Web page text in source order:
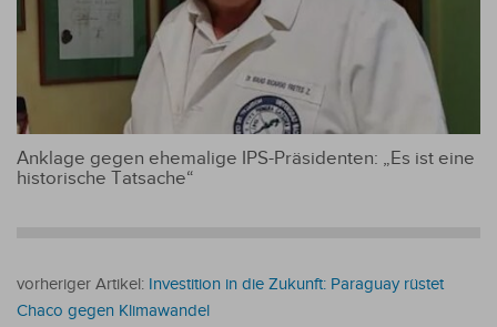
Anklage gegen ehemalige IPS-Präsidenten: „Es ist eine
historische Tatsache“
vorheriger Artikel: Investition in die Zukunft: Paraguay rüstet
Chaco gegen Klimawandel